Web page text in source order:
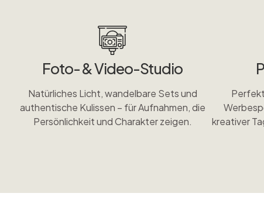
Foto- & Video-Studio
Natürliches Licht, wandelbare Sets und
authentische Kulissen – für Aufnahmen, die
Persönlichkeit und Charakter zeigen.
kreativer